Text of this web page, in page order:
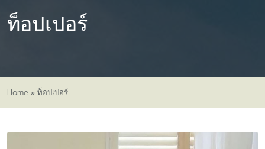
ท็อปเปอร์
Home » ท็อปเปอร์